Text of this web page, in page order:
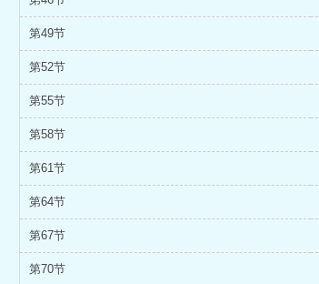
第49节
第52节
第55节
第58节
第61节
第64节
第67节
第70节